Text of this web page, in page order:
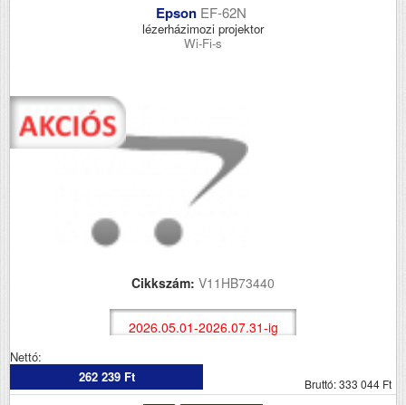
Epson EF-62N
lézerházimozi projektor
Wi-Fi-s
Cikkszám: V11HB73440
2026.05.01-2026.07.31-ig
Nettó:
262 239 Ft
Bruttó: 333 044 Ft